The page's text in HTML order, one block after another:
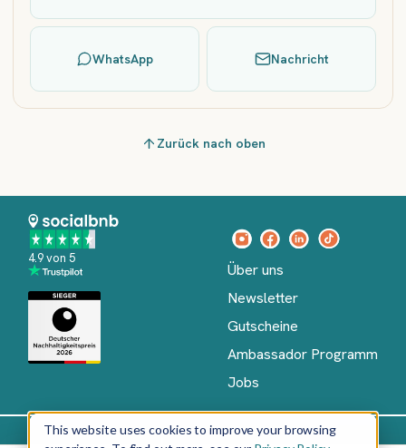
This website uses cookies to improve your browsing
WhatsApp Nachricht
Zurück nach oben
4.9 von 5
Über uns
Newsletter
Gutscheine
Ambassador Programm
Jobs